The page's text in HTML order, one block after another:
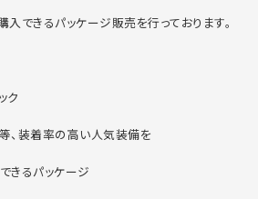
できるパッケージ販売を行っております。
ク
、装着率の高い人気装備を
きるパッケージ